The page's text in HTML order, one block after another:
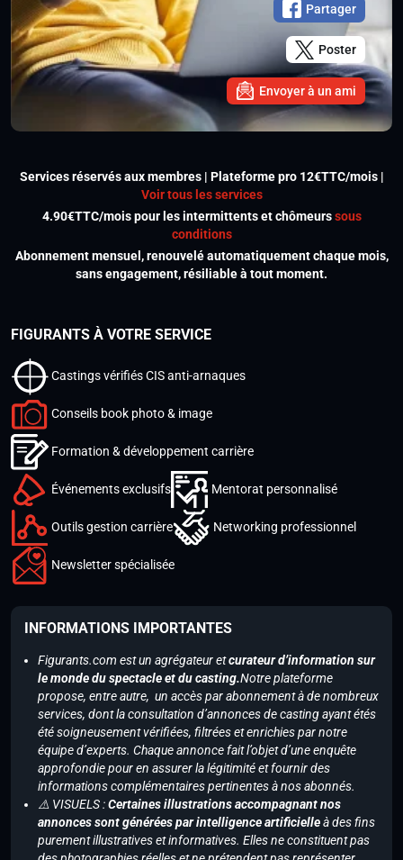
Partager
Poster
Envoyer à un ami
Services réservés aux membres | Plateforme pro 12€TTC/mois |
Voir tous les services
4.90€TTC/mois pour les intermittents et chômeurssous
conditions
Abonnement mensuel, renouvelé automatiquement chaque mois,
sans engagement, résiliable à tout moment.
FIGURANTS À VOTRE SERVICE
Castings vérifiés CIS anti-arnaques
Conseils book photo & image
Formation & développement carrière
Événements exclusifs Mentorat personnalisé
Outils gestion carrière Networking professionnel
Newsletter spécialisée
INFORMATIONS IMPORTANTES
Figurants.com est un agrégateur etcurateur d’information sur
le monde du spectacle et du casting.Notre plateforme
propose, entre autre, un accès par abonnement à de nombreux
services, dont la consultation d’annonces de casting ayant étés
été soigneusement vérifiées, filtrées et enrichies par notre
équipe d’experts. Chaque annonce fait l’objet d’une enquête
approfondie pour en assurer la légitimité et fournir des
informations complémentaires pertinentes à nos abonnés.
⚠️ VISUELS :Certaines illustrations accompagnant nos
annonces sont générées par intelligence artificielleà des fins
purement illustratives et informatives. Elles ne constituent pas